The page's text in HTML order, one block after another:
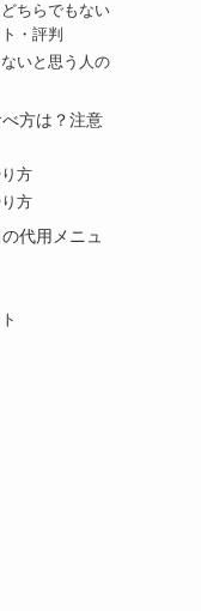
ちらでもない
・評判
いと思う人の
方は？注意
方
方
代用メニュ